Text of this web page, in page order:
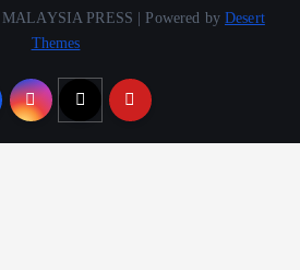
PRESS | Powered byDesert
Themes